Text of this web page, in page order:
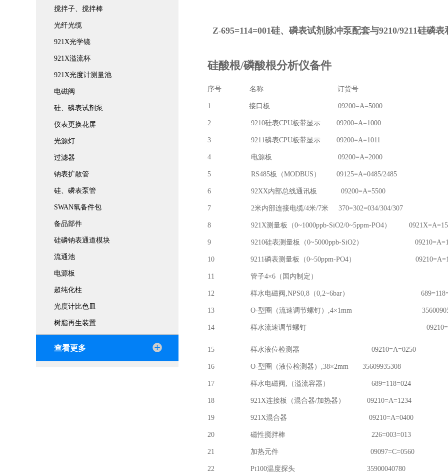
搅拌子、搅拌棒
光纤光缆
921X光学镜
921X溢流杯
921X光度计测量池
电磁阀
硅、磷表试剂泵
仪表更换花屏
光源灯
过滤器
钠表扩散管
硅、磷表泵管
SWAN氧备件包
备品部件
硅磷钠表通道模块
流通池
电源板
超纯化柱
光度计比色皿
树脂再生装置
查看更多
Z-695=114=001硅、磷表试剂脉冲泵配套与9210/9211硅磷表
硅酸根/磷酸根分析仪备件
序号 名称 订货号
1 接口板 09200=A=5000
2 9210硅表CPU板带显示 09200=A=1000
3 9211磷表CPU板带显示 09200=A=1011
4 电源板 09200=A=2000
5 RS485板（MODBUS） 09125=A=0485/2485
6 92XX内部总线通讯板 09200=A=5500
7 2米内部连接电缆/4米/7米 370=302=034/304/307
8 921X测量板（0~1000ppb-SiO2/0~5ppm-PO4）
9 9210硅表测量板（0~5000ppb-SiO2）
10 9211磷表测量板（0~50ppm-PO4）
11 管子4×6（国内制定）
12 样水电磁阀,NPS0,8（0,2~6bar）
13 O-型圈（流速调节螺钉）,4×1mm
14 样水流速调节螺钉
15 样水液位检测器 09210=A=0250
16 O-型圈（液位检测器）,38×2mm 35609935308
17 样水电磁阀,（溢流容器） 689=118=024
18 921X连接板（混合器/加热器） 09210=A=1234
19 921X混合器 09210=A=0400
20 磁性搅拌棒 226=003=013
21 加热元件 09097=C=0560
22 Pt100温度探头 35900040780